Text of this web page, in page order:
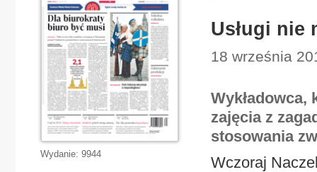
Usługi nie
18 września
zajęcia z
stosowania
Wczoraj
Wydanie: 9944